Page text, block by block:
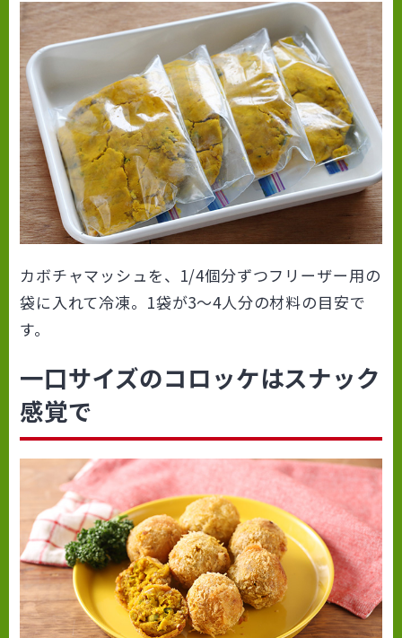
カボチャマッシュを、1/4個分ずつフリーザー用の
袋に入れて冷凍。1袋が3～4人分の材料の目安で
す。
一口サイズのコロッケはスナック
感覚で